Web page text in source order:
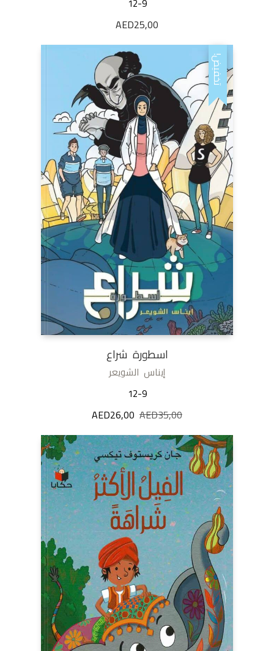
AED25,00
تخفيض!
اسطورة شراع
إيناس الشويعر
12-9
AED35,00
السعر
هو:
AED35,00.
AED26,00
السعر
هو:
AED26,00.